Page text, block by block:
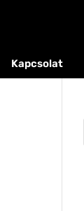
Kapcsolat